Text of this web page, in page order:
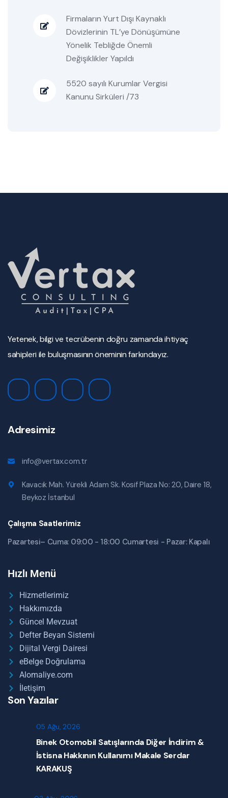
Firmaların Yurt Dışı Kaynaklı
Dövizlerinin TL’ye Dönüşümüne
Yönelik Tebliğde Önemli
Değişiklikler Yapıldı
5520 sayılı Kurumlar Vergisi
Kanunu Sirküleri /73
Yetenek, bilgi ve tecrübenin doğru zamanda ihtiyaç
sahipleri ile buluşmasının öneminin farkındayız.
Adresimiz
info@vertax.com.tr
Kavacık Mah. Yürekli Adam Sk. Kosif Plaza No: 20, Daire 18,
Beykoz İstanbul
Çalışma Saatlerimiz
Pazartesi– Cuma: 09:00 - 18:00 Cumartesi - Pazar: Kapalı
Hızlı Menü
Hizmetlerimiz
Hakkımızda
Güncel Mevzuat
Defter Beyan Sistemi
Dijital Vergi Dairesi
eBelge Doğrulama
Alomaliye.com
İletişim
Son Yazılar
05 Ağu, 2026
Binek Otomobil Satışlarında Diğer İndirim &
İstisna Hakkının Kullanımı Makale Serdar
KARAKUŞ